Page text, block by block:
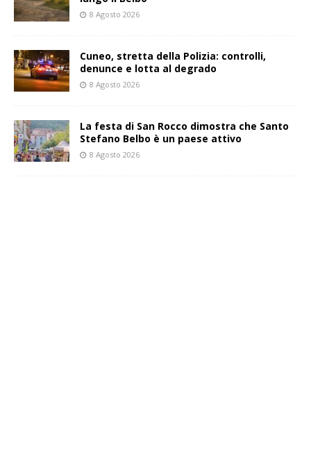
8 Agosto 2026
Cuneo, stretta della Polizia: controlli,
denunce e lotta al degrado
8 Agosto 2026
La festa di San Rocco dimostra che Santo
Stefano Belbo è un paese attivo
8 Agosto 2026